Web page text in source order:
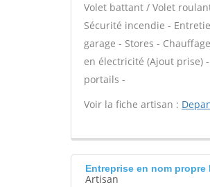
Volet battant / Volet
Sécurité incendie -
garage - Stores -
en électricité (Ajout prise)
portails -
Voir la fiche artisan :
Entreprise en nom
Artisan